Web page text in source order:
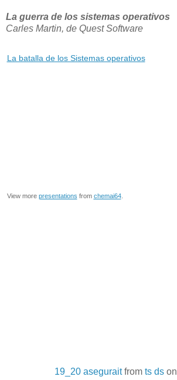
La guerra de los sistemas operativos
Carles Martin, de Quest Software
La batalla de los Sistemas operativos
View more presentations from chemai64.
19_20 aseguraitfrom ts dson